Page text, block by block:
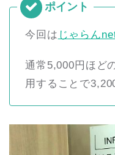
今回は じゃらん
通常5,000円ほど
用することで